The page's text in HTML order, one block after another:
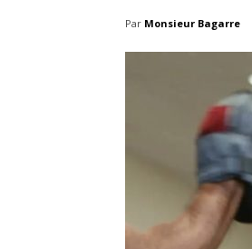
Par Monsieur Bagarre